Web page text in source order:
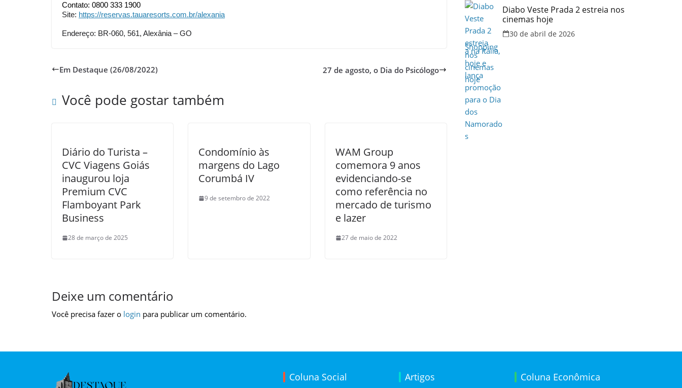
Contato: 0800 333 1900
Site: https://reservas.tauaresorts.com.br/alexania
Endereço: BR-060, 561, Alexânia – GO
Em Destaque (26/08/2022) 27 de agosto, o Dia do Psicólogo
Você pode gostar também
Diário do Turista –
CVC Viagens Goiás
inaugurou loja
Premium CVC
Flamboyant Park
Business
28 de março de 2025
Condomínio às
margens do Lago
Corumbá IV
9 de setembro de 2022
WAM Group
comemora 9 anos
evidenciando-se
como referência no
mercado de turismo
e lazer
27 de maio de 2022
Deixe um comentário
Você precisa fazer o login para publicar um comentário.
Diabo Veste Prada 2 estreia nos
cinemas hoje
30 de abril de 2026
Coluna Social Artigos Coluna Econômica